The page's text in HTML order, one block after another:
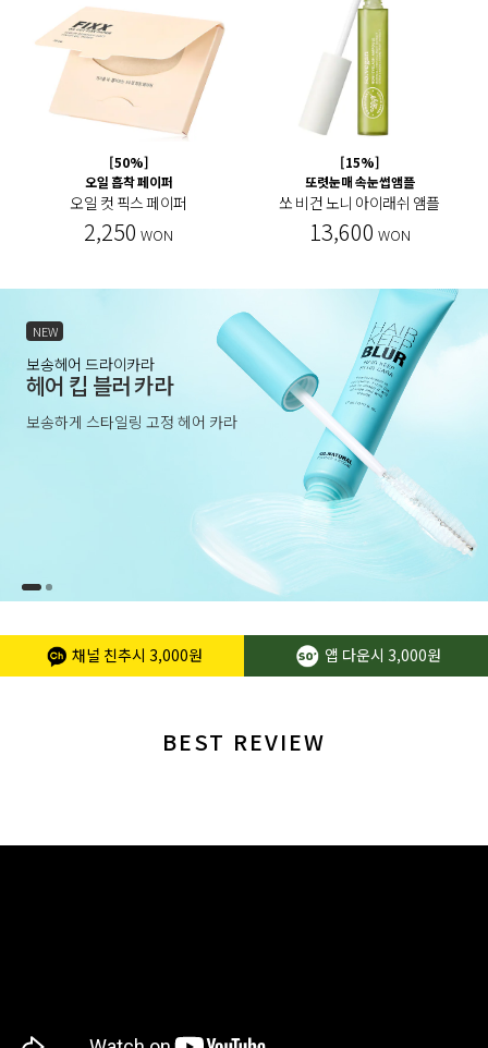
[50%]
오일 흡착 페이퍼
오일 컷 픽스 페이퍼
2,250 WON
[15%]
또렷눈매 속눈썹앰플
쏘 비건 노니 아이래쉬 앰플
13,600 WON
NEW
보송헤어 드라이카라
헤어 킵 블러 카라
보송하게 스타일링 고정 헤어 카라
채널 친추시 3,000원 앱 다운시 3,000원
BEST REVIEW